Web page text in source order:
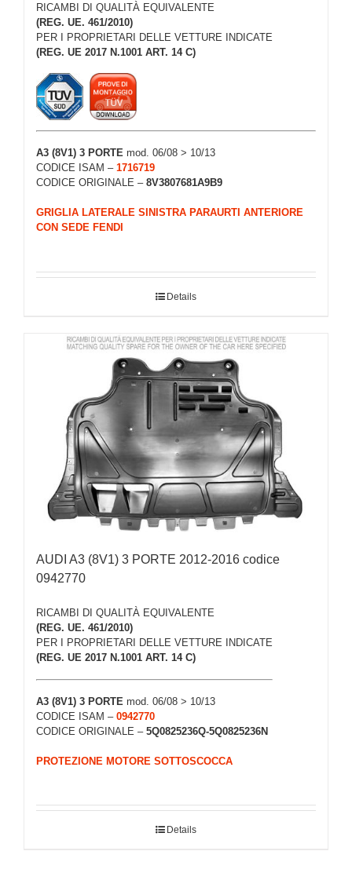
RICAMBI DI QUALITÀ EQUIVALENTE
(REG. UE. 461/2010)
PER I PROPRIETARI DELLE VETTURE INDICATE
(REG. UE 2017 N.1001 ART. 14 C)
A3 (8V1) 3 PORTE mod. 06/08 > 10/13
CODICE ISAM – 1716719
CODICE ORIGINALE – 8V3807681A9B9
GRIGLIA LATERALE SINISTRA PARAURTI ANTERIORE
CON SEDE FENDI
Details
AUDI A3 (8V1) 3 PORTE 2012-2016 codice
0942770
RICAMBI DI QUALITÀ EQUIVALENTE
(REG. UE. 461/2010)
PER I PROPRIETARI DELLE VETTURE INDICATE
(REG. UE 2017 N.1001 ART. 14 C)
A3 (8V1) 3 PORTE mod. 06/08 > 10/13
CODICE ISAM – 0942770
CODICE ORIGINALE – 5Q0825236Q-5Q0825236N
PROTEZIONE MOTORE SOTTOSCOCCA
Details